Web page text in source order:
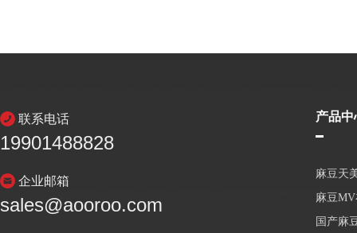
联系电话
19901488828
企业邮箱
sales@aooroo.com
产品中
麻豆天
麻豆
国产麻